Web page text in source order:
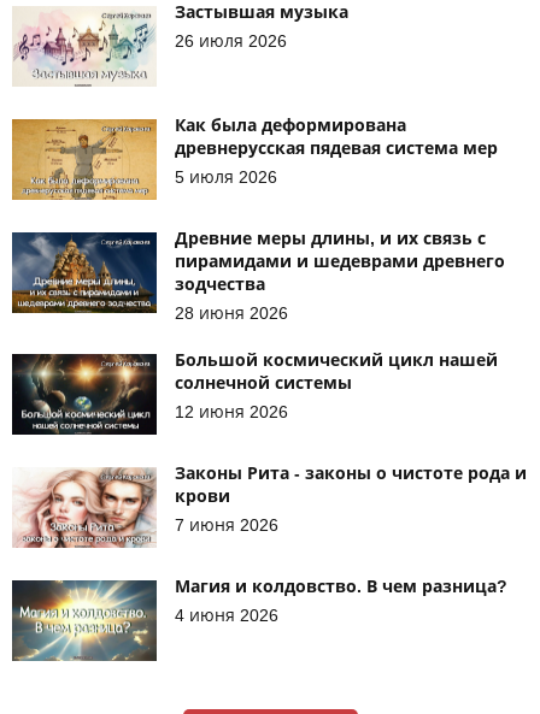
Застывшая музыка
26 июля 2026
Как была деформирована
древнерусская пядевая система мер
5 июля 2026
Древние меры длины, и их связь с
пирамидами и шедеврами древнего
зодчества
28 июня 2026
Большой космический цикл нашей
солнечной системы
12 июня 2026
Законы Рита - законы о чистоте рода и
крови
7 июня 2026
Магия и колдовство. В чем разница?
4 июня 2026